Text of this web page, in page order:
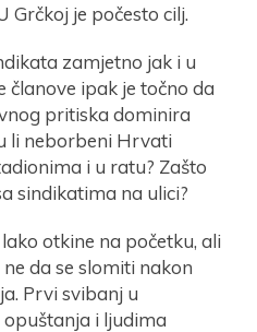
Grčkoj je počesto cilj.
zamjetno jak i u
ipak je točno da
pritiska dominira
li neborbeni Hrvati
i u ratu? Zašto
sindikatima na ulici?
otkine na početku, ali
da se slomiti nakon
Prvi svibanj u
i ljudima